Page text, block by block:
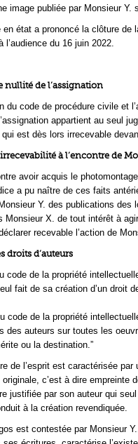
image publiée par Monsieur
en état a prononcé la clôture
l’audience du 16 juin 2022.
nullité de l’assignation
du code de procédure civile et
appartient au seul
est dès lors irrecevable
à l’encontre de
avoir acquis le
a pu naître de ces faits
Y. des publications des
Monsieur X. de tout intérêt à
recevable l’action de
droits d’auteurs
code de la propriété
fait de sa création d’un droit
code de la propriété
des auteurs sur toutes les
ou la destination.”
de l’esprit est caractérisée
originale, c’est à dire empreinte
justifiée par son auteur qui
à la création revendiquée.
est contestée par Monsieur